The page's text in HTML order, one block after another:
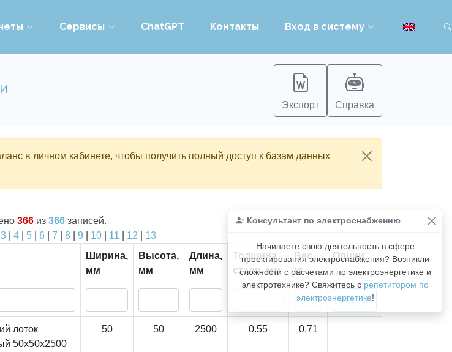
Сервисы ChatGPT Контакты Вход в систему
Экспорт Справка
в личном кабинете, чтобы получить полный доступ к базам данных
Консультант по электроснабжению
Начинаете свою деятельность в сфере
проектирования электроснабжения? Возникли
сложности с расчетами по электроэнергетике и
электротехнике? Свяжитесь с репетитором по
электроэнергетике!
366 из 366 записей.
3| 4| 5| 6 7 8| 9 10| 11 12
13
Ширина,
мм
Высота,
мм
Длина,
мм
Толщина
стали, мм
Вес,
кг
Опции
лоток
50x50x2500
50 50 2500 0.55 0.71